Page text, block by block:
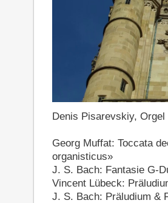
Denis Pisarevskiy,
Georg Muffat: Toccata
organisticus»
J. S. Bach: Fantasie G-
Vincent Lübeck:
J. S. Bach: Präludium &